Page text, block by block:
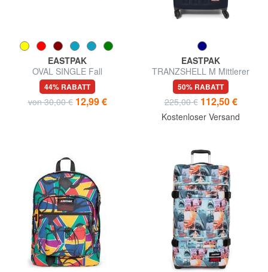
EASTPAK
OVAL SINGLE Fall
44% RABATT
von 30,00 € 12,99 €
EASTPAK
TRANZSHELL M Mittlerer
Trolley
50% RABATT
225,00 € 112,50 €
Kostenloser Versand